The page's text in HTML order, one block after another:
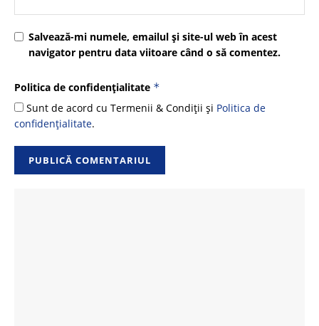
Salvează-mi numele, emailul și site-ul web în acest
navigator pentru data viitoare când o să comentez.
Politica de confidențialitate *
Sunt de acord cu Termenii & Condiții și Politica de
confidențialitate.